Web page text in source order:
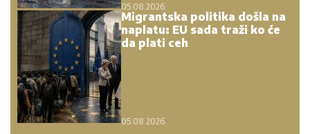
05.08.2026.
Migrantska politika došla na
naplatu: EU sada traži ko će
da plati ceh
05.08.2026.